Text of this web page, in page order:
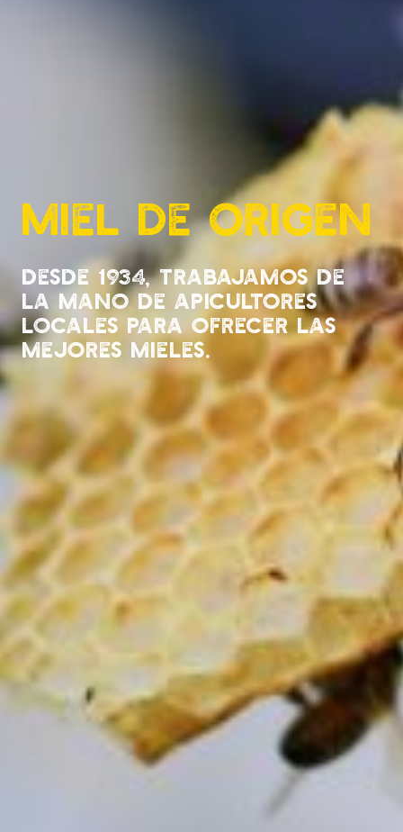
Miel de origen
Desde 1934, Trabajamos de
la mano de apicultores
locales para ofrecer las
mejores mieles.